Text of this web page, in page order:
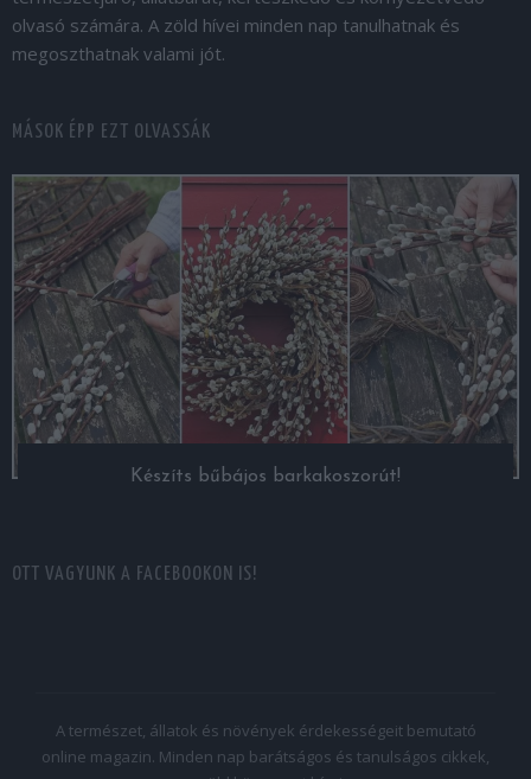
olvasó számára. A zöld hívei minden nap tanulhatnak és
megoszthatnak valami jót.
MÁSOK ÉPP EZT OLVASSÁK
Készíts bűbájos barkakoszorút!
OTT VAGYUNK A FACEBOOKON IS!
A természet, állatok és növények érdekességeit bemutató
online magazin. Minden nap barátságos és tanulságos cikkek,